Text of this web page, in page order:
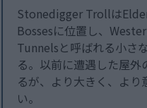
Stonedigger Trollは
Bossesに位置し、
Tunnelsと呼ばれる小さ
る。以前に遭遇した屋
るが、より大きく、より
い。